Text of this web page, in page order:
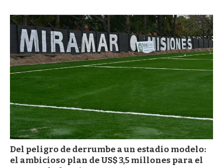
Del peligro de derrumbe a un estadio modelo:
el ambicioso plan de US$ 3,5 millones para el